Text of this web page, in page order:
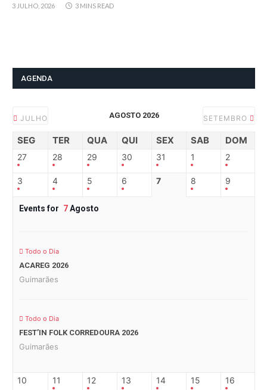
3 JULHO, 2026 3 MINS READ
AGENDA
JULHO AGOSTO 2026 SETEMBRO
SEG TER QUA QUI SEX SAB DOM
27 28 29 30 31 1 2
3 4 5 6 7 8 9
Events for 7Agosto
Todo o Dia
ACAREG 2026
Guimarães
Todo o Dia
FEST’IN FOLK CORREDOURA 2026
Guimarães
10 11 12 13 14 15 16